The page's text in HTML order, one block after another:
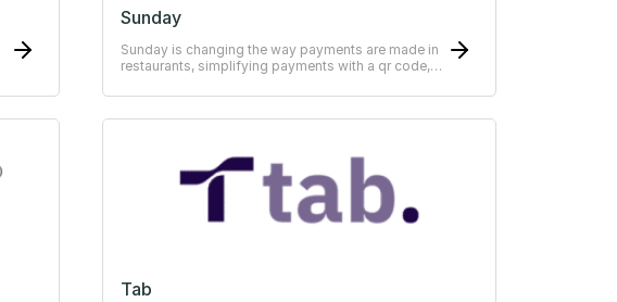
Sunday
Sunday is changing the way payments are made in
restaurants, simplifying payments with a qr code,
Tab